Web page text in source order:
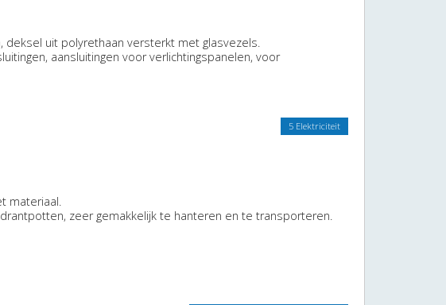
uit polyrethaan versterkt met glasvezels.
aansluitingen voor verlichtingspanelen, voor
5 Elektriciteit
materiaal.
zeer gemakkelijk te hanteren en te transporteren.